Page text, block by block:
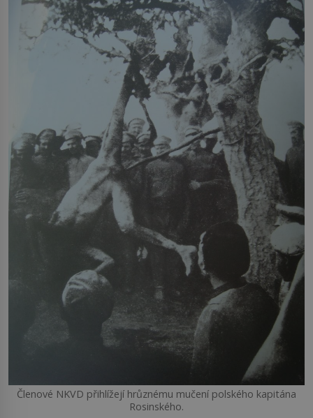
Členové NKVD přihlížejí hrůznému mučení polského kapitána
Rosinského.